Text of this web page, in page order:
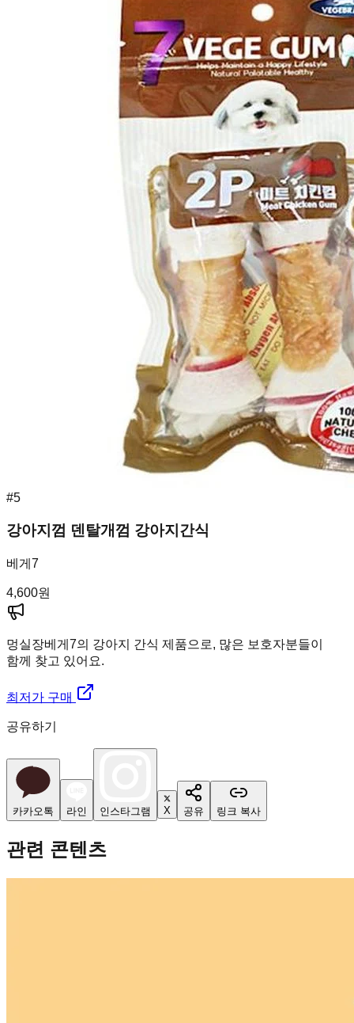
#5
강아지껌 덴탈개껌 강아지간식
베게7
4,600원
멍실장베게7의 강아지 간식 제품으로, 많은 보호자분들이
함께 찾고 있어요.
최저가 구매
공유하기
카카오톡 라인 인스타그램 X 공유 링크 복사
관련 콘텐츠